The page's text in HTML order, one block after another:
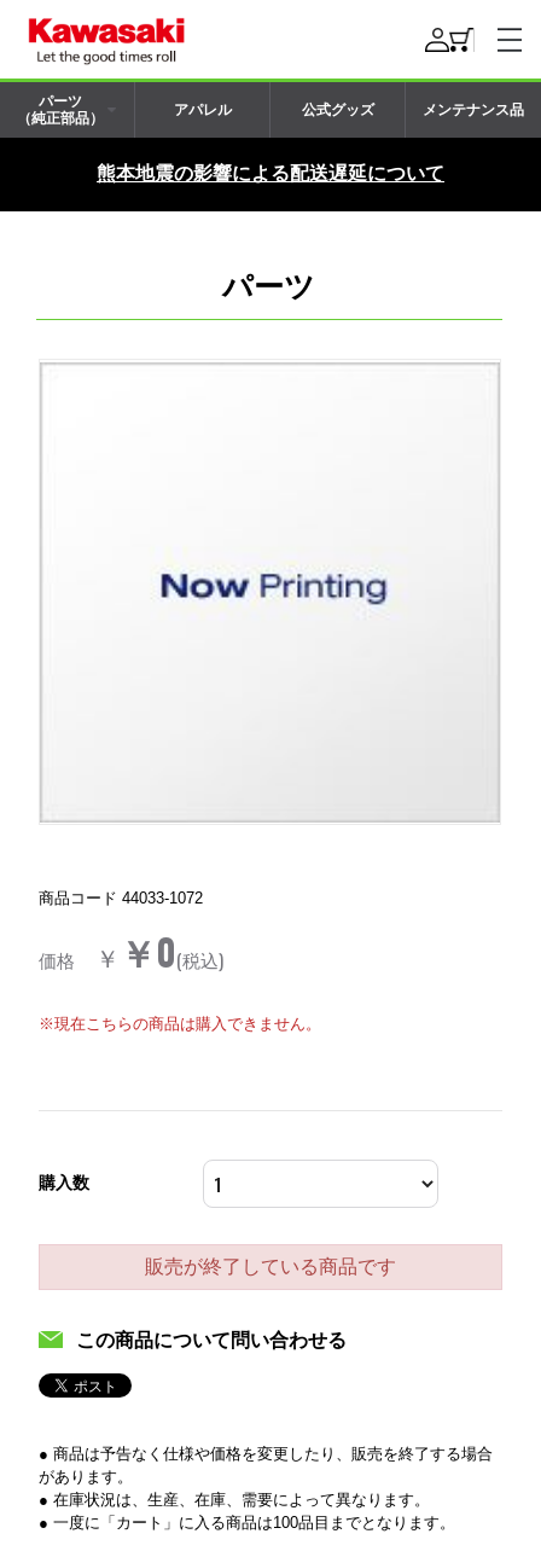
パーツ
（純正部品）
アパレル 公式グッズ メンテナンス品
熊本地震の影響による配送遅延について
パーツ
商品コード 44033-1072
価格 ￥ ￥0(税込)
※現在こちらの商品は購入できません。
購入数
販売が終了している商品です
この商品について問い合わせる
● 商品は予告なく仕様や価格を変更したり、販売を終了する場合
があります。
● 在庫状況は、生産、在庫、需要によって異なります。
● 一度に「カート」に入る商品は100品目までとなります。